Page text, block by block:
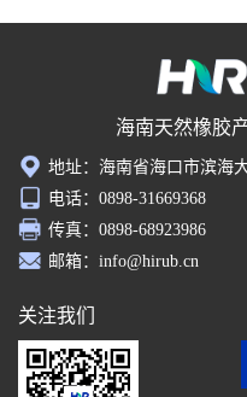
海南天然橡胶
地址：海南省海口市滨海
电话：0898-31669368
传真：0898-68923986
邮箱：info@hirub.cn
关注我们